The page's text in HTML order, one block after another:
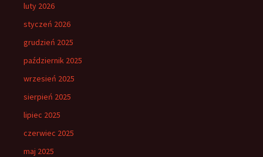
luty 2026
styczeń 2026
grudzień 2025
październik 2025
wrzesień 2025
sierpień 2025
lipiec 2025
czerwiec 2025
maj 2025